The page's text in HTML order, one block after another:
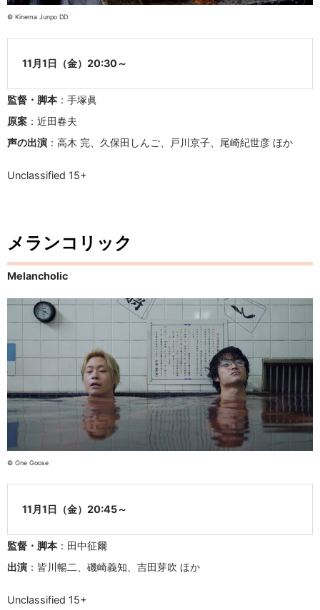
© Kinema Junpo DD
11月1日（金）20:30～
監督・脚本：手塚眞
原案 ：近田春夫
声の出演 ：高木 完、久保田しんご、戸川京子、尾崎紀世彦 ほか
Unclassified 15+
メランコリック
Melancholic
© One Goose
11月1日（金）20:45～
監督・脚本：田中征爾
出演 ：皆川暢二、磯崎義知、吉田芽吹 ほか
Unclassified 15+